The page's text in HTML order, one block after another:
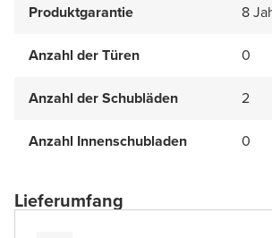
Produktgarantie 8
Anzahl der Türen 0
Anzahl der Schubläden 2
Anzahl Innenschubladen 0
Lieferumfang